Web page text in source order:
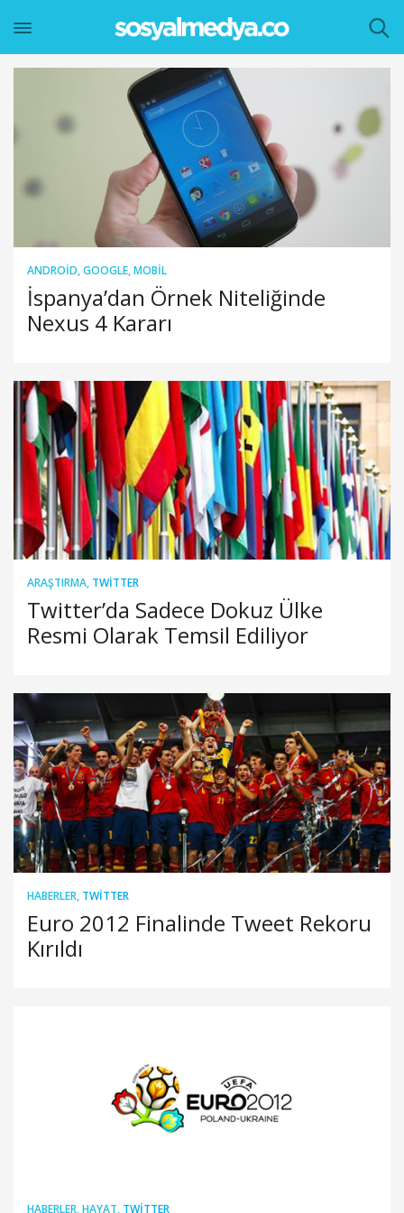
ANDROID,GOOGLE,MOBIL
İspanya’dan Örnek Niteliğinde
Nexus 4 Kararı
ARAŞTIRMA, TWITTER
Twitter’da Sadece Dokuz Ülke
Resmi Olarak Temsil Ediliyor
HABERLER, TWITTER
Euro 2012 Finalinde Tweet Rekoru
Kırıldı
HABERLER,HAYAT, TWITTER